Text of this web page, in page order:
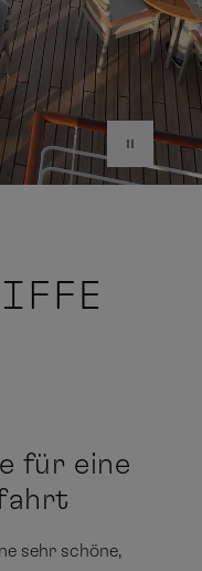
für eine
sehr schöne,